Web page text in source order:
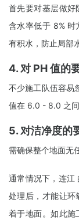
首先要对基层做好
含水率低于 8% 时
有积水，防止局部
4. 对 PH 值的
不少施工队伍容易
值在 6.0 - 8.0 之间
5. 对洁净度的
需确保整个地面无
通常情况下，连江
处理后，才能让环
着于地面。如此施